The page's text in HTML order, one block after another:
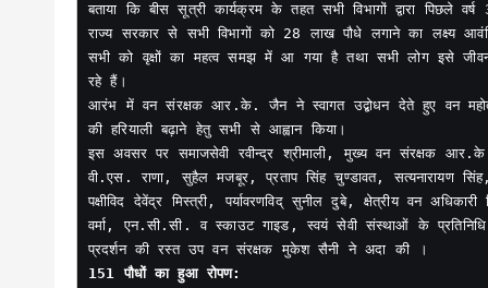
बताया कि बीस सूत्री कार्यक्रम के तहत सभी विभागों द्वारा पिछले
राज्य सरकार से सभी विभागों को 28 लाख पौधे लगाने का लक्ष्य
सभी को वृक्षों का महत्व समझ में आ गया है तथा सभी लोग इसे
रहे हैं।
आरंभ में वन संरक्षक आर.के. जैन ने स्वागत उद्बोधन देते हुए वन
की हरियाली बढ़ाने हेतु सभी से आह्वान किया।
इस अवसर पर समाजसेवी रवीन्द्र श्रीमाली, मुख्य वन संरक्षक
वी.एस. राणा, सुहैल मजबूर, प्रताप सिंह चुण्डावत, सत्यनारायण
पक्षीविद देवेंद्र मिस्त्री, पर्यावरणविद् सुनील दुबे, क्षेत्रीय वन
वर्मा, एन.सी.सी. व स्काउट गाइड, स्वयं सेवी संस्थाओं के